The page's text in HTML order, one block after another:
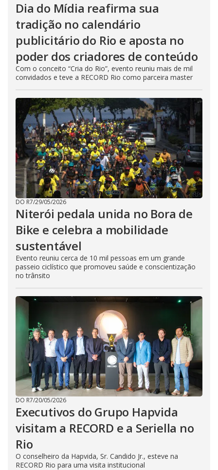
Dia do Mídia reafirma sua
tradição no calendário
publicitário do Rio e aposta no
poder dos criadores de conteúdo
Com o conceito “Cria do Rio”, evento reuniu mais de mil
convidados e teve a RECORD Rio como parceira master
DO R7/29/05/2026
Niterói pedala unida no Bora de
Bike e celebra a mobilidade
sustentável
Evento reuniu cerca de 10 mil pessoas em um grande
passeio ciclístico que promoveu saúde e conscientização
no trânsito
DO R7/20/05/2026
Executivos do Grupo Hapvida
visitam a RECORD e a Seriella no
Rio
O conselheiro da Hapvida, Sr. Candido Jr., esteve na
RECORD Rio para uma visita institucional